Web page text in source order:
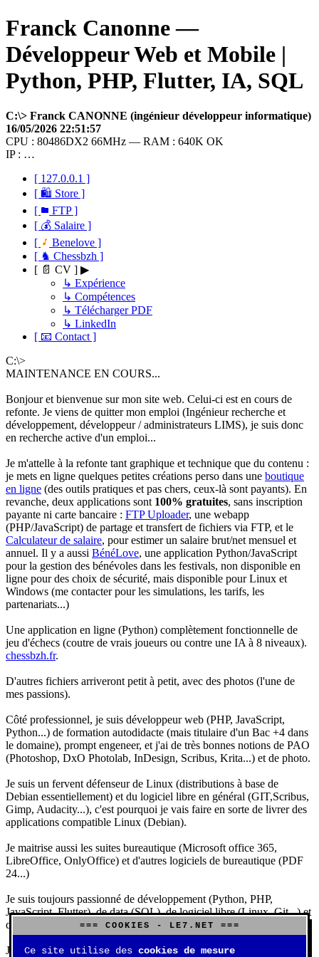
Franck Canonne —
Développeur Web et Mobile |
Python, PHP, Flutter, IA, SQL
C:\> Franck CANONNE (ingénieur développeur informatique)
16/05/2026 22:51:57
CPU : 80486DX2 66MHz — RAM : 640K OK
IP : …
[ 127.0.0.1 ]
[ 🛍 Store ]
[
FTP ]
[ 💰 Salaire ]
[
Benelove ]
[ ♞ Chessbzh ]
[ 📄 CV ] ▶
↳ Expérience
↳ Compétences
↳ Télécharger PDF
↳ LinkedIn
[ 📧 Contact ]
C:\>
MAINTENANCE EN COURS...
Bonjour et bienvenue sur mon site web. Celui-ci est en cours de
refonte. Je viens de quitter mon emploi (Ingénieur recherche et
développement, développeur / administrateurs LIMS), je suis donc
en recherche active d'un emploi...
Je m'attelle à la refonte tant graphique et technique que du contenu :
je mets en ligne quelques petites créations perso dans une boutique
en ligne (des outils pratiques et pas chers, ceux-là sont payants). En
revanche, deux applications sont 100% gratuites, sans inscription
payante ni carte bancaire : FTP Uploader, une webapp
(PHP/JavaScript) de partage et transfert de fichiers via FTP, et le
Calculateur de salaire, pour estimer un salaire brut/net mensuel et
annuel. Il y a aussi BénéLove, une application Python/JavaScript
pour la gestion des bénévoles dans les festivals, non disponible en
ligne pour des choix de sécurité, mais disponible pour Linux et
Windows (me contacter pour les simulations, les tarifs, les
partenariats...)
Une application en ligne (Python) complètement fonctionnelle de
jeu d'échecs (coutre de vrais joueurs ou contre une IA à 8 niveaux).
chessbzh.fr.
D'autres fichiers arriveront petit à petit, avec des photos (l'une de
mes passions).
Côté professionnel, je suis développeur web (PHP, JavaScript,
Python...) de formation autodidacte (mais titulaire d'un Bac +4 dans
le domaine), prompt engeneer, et j'ai de très bonnes notions de PAO
(Photoshop, DxO Photolab, InDesign, Scribus, Krita...) et de photo.
Je suis un fervent défenseur de Linux (distributions à base de
Debian essentiellement) et du logiciel libre en général (GIT,Scribus,
Gimp, Audacity...), c'est pourquoi je vais faire en sorte de livrer des
applications compatible Linux (Debian).
Je maitrise aussi les suites bureautique (Microsoft office 365,
LibreOffice, OnlyOffice) et d'autres logiciels de bureautique (PDF
24...)
Je suis toujours passionné de développement (Python, PHP,
JavaScript, Flutter), de data (SQL), de logiciel libre (Linux, Git...) et
d'IA (principalement Claude et DeepSeek).
J'aime jouer, surtout aux jeux de sociétés (Risk, Uno, Scrabble...),
=== COOKIES - LE7.NET ===
Ce site utilise des cookies de mesure